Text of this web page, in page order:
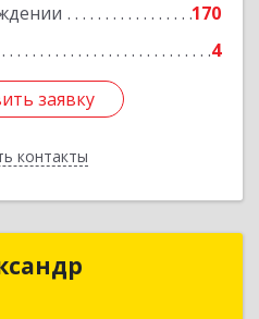
170
4
заявку
контакты
заявку
Александр